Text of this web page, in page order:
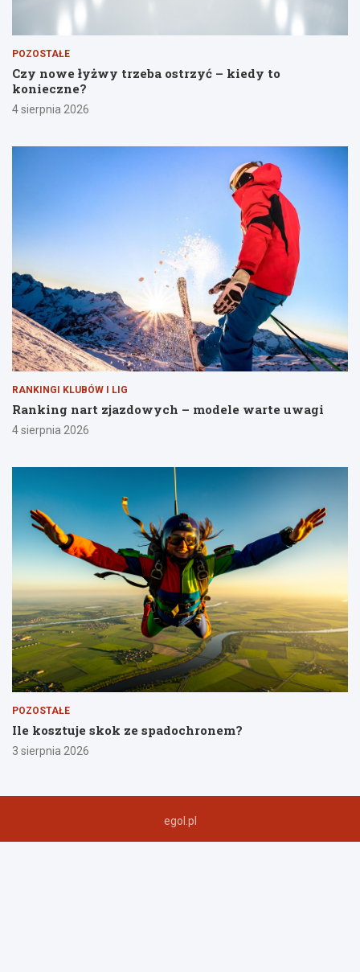
POZOSTAŁE
Czy nowe łyżwy trzeba ostrzyć – kiedy to
konieczne?
4 sierpnia 2026
RANKINGI KLUBÓW I LIG
Ranking nart zjazdowych – modele warte uwagi
4 sierpnia 2026
POZOSTAŁE
Ile kosztuje skok ze spadochronem?
3 sierpnia 2026
egol.pl